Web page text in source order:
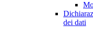
dei dati